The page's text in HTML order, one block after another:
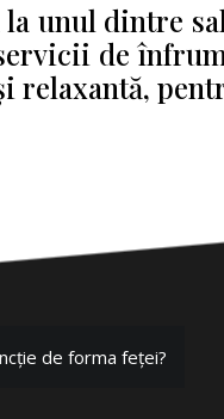
unul dintre
de
relaxantă,
de forma feței?